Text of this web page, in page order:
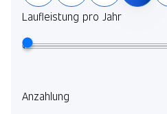
Laufleistung pro Jahr
Anzahlung